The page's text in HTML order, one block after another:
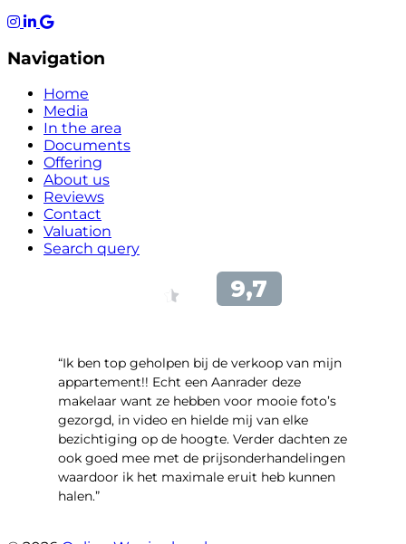
Navigation
Home
Media
In the area
Documents
Offering
About us
Reviews
Contact
Valuation
Search query
“Ik ben top geholpen bij de verkoop van mijn
appartement!! Echt een Aanrader deze
makelaar want ze hebben voor mooie foto’s
gezorgd, in video en hielde mij van elke
bezichtiging op de hoogte. Verder dachten ze
ook goed mee met de prijsonderhandelingen
waardoor ik het maximale eruit heb kunnen
halen.”